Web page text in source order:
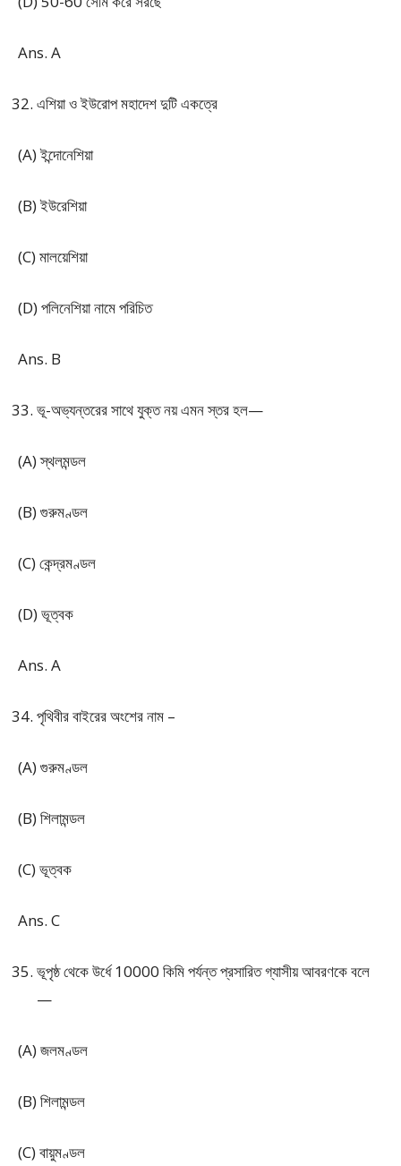
Ans. A
এশিয়া ও ইউরোপ মহাদেশ দুটি একত্রে
(A) ইন্দোনেশিয়া
(B) ইউরেশিয়া
(C) মালয়েশিয়া
(D) পলিনেশিয়া নামে পরিচিত
Ans. B
ভূ-অভ্যন্তরের সাথে যুক্ত নয় এমন স্তর হল—
(A) স্থলমন্ডল
(B) গুরুমণ্ডল
(C) কেন্দ্রমণ্ডল
(D) ভূত্বক
Ans. A
পৃথিবীর বাইরের অংশের নাম –
(A) গুরুমণ্ডল
(B) শিলামন্ডল
(C) ভূত্বক
Ans. C
ভূপৃষ্ঠ থেকে উর্ধে 10000 কিমি পর্যন্ত প্রসারিত গ্যাসীয় আবরণকে বলে
—
(A) জলমণ্ডল
(B) শিলামন্ডল
(C) বায়ুমণ্ডল